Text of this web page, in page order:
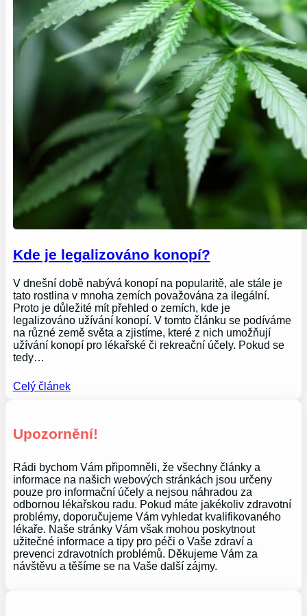
Kde je legalizováno konopí?
V dnešní době nabývá konopí na popularitě, ale stále je
tato rostlina v mnoha zemích považována za ilegální.
Proto je důležité mít přehled o zemích, kde je
legalizováno užívání konopí. V tomto článku se podíváme
na různé země světa a zjistíme, které z nich umožňují
užívání konopí pro lékařské či rekreační účely. Pokud se
tedy…
Celý článek
Upozornění!
Rádi bychom Vám připomněli, že všechny články a
informace na našich webových stránkách jsou určeny
pouze pro informační účely a nejsou náhradou za
odbornou lékařskou radu. Pokud máte jakékoliv zdravotní
problémy, doporučujeme Vám vyhledat kvalifikovaného
lékaře. Naše stránky Vám však mohou poskytnout
užitečné informace a tipy pro péči o Vaše zdraví a
prevenci zdravotních problémů. Děkujeme Vám za
návštěvu a těšíme se na Vaše další zájmy.